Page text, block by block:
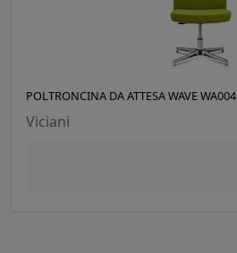
POLTRONCINA DA ATTESA WAVE WA004
Viciani